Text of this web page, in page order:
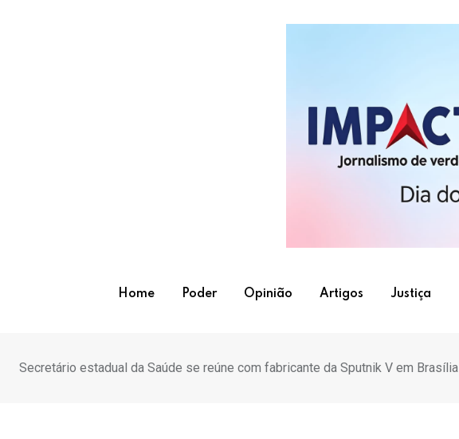
Home Poder Opinião Artigos Justiça
Secretário estadual da Saúde se reúne com fabricante da Sputnik V em Brasília